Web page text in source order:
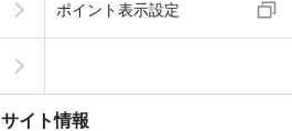
ポイント表示設定
サイト情報